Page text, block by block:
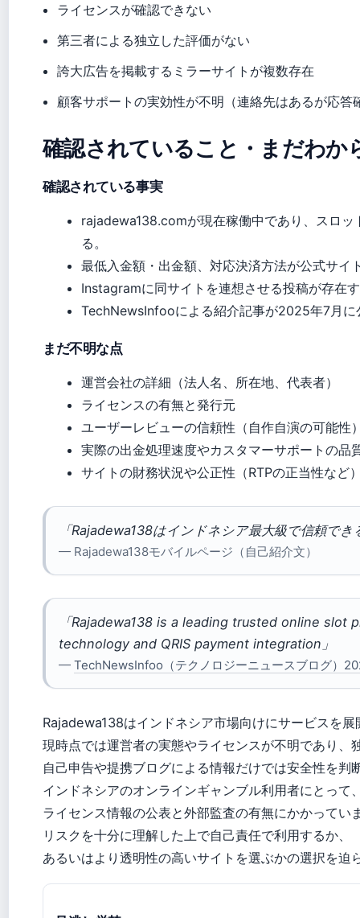
ライセンスが確認できない
第三者による独立した評価がない
誇大広告を掲載するミラーサイトが複数存在
顧客サポートの実効性が不明（連絡先はあるが応答
確認されていること・まだわか
確認されている事実
rajadewa138.comが現在稼働中であり、スロ
る。
最低入金額・出金額、対応決済方法が公式サイ
Instagramに同サイトを連想させる投稿が存在
TechNewsInfooによる紹介記事が2025年7月に
まだ不明な点
運営会社の詳細（法人名、所在地、代表者）
ライセンスの有無と発行元
ユーザーレビューの信頼性（自作自演の可能性
実際の出金処理速度やカスタマーサポートの品
サイトの財務状況や公正性（RTPの正当性など
「Rajadewa138はインドネシア最大級で信頼で
— Rajadewa138モバイルページ（自己紹介文）
「Rajadewa138 is a leading trusted online
technology and QRIS payment integration」
— TechNewsInfoo（テクノロジーニュースブログ）
Rajadewa138はインドネシア市場向けにサービスを
現時点では運営者の実態やライセンスが不明であり、
自己申告や提携ブログによる情報だけでは安全性を判
インドネシアのオンラインギャンブル利用者にとっ
ライセンス情報の公表と外部監査の有無にかかってい
リスクを十分に理解した上で自己責任で利用するか、
あるいはより透明性の高いサイトを選ぶかの選択を迫